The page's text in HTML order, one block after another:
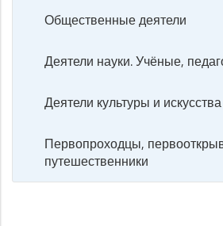
Общественные деятели
Деятели науки. Учёные,
Деятели культуры и искусства
Первопроходцы,
путешественники